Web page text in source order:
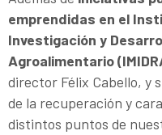
emprendidas en el
Investigación y
Agroalimentario
director Félix Cabello, y
de la recuperación y
distintos puntos de